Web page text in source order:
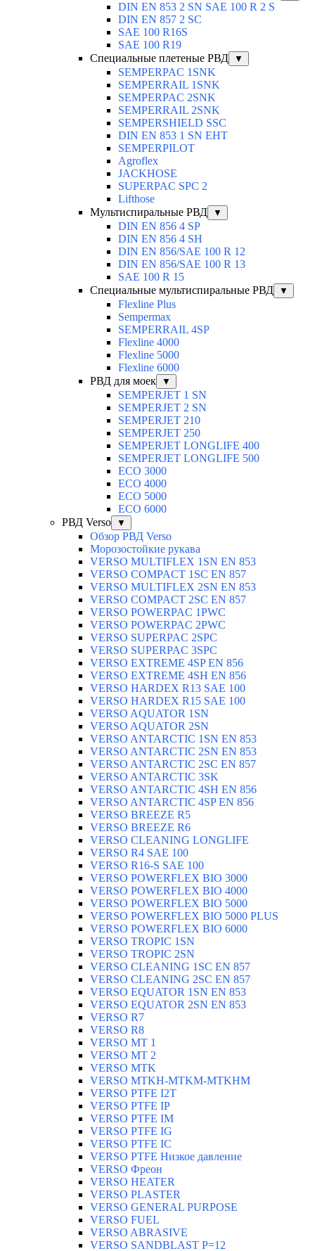
DIN EN 853 2 SN SAE 100 R 2 S
DIN EN 857 2 SC
SAE 100 R16S
SAE 100 R19
Специальные плетеные РВД
▼
SEMPERPAC 1SNK
SEMPERRAIL 1SNK
SEMPERPAC 2SNK
SEMPERRAIL 2SNK
SEMPERSHIELD SSC
DIN EN 853 1 SN EHT
SEMPERPILOT
Agroflex
JACKHOSE
SUPERPAC SPC 2
Lifthose
Мультиспиральные РВД
▼
DIN EN 856 4 SP
DIN EN 856 4 SH
DIN EN 856/SAE 100 R 12
DIN EN 856/SAE 100 R 13
SAE 100 R 15
Специальные мультиспиральные РВД
▼
Flexline Plus
Sempermax
SEMPERRAIL 4SP
Flexline 4000
Flexline 5000
Flexline 6000
РВД для моек
▼
SEMPERJET 1 SN
SEMPERJET 2 SN
SEMPERJET 210
SEMPERJET 250
SEMPERJET LONGLIFE 400
SEMPERJET LONGLIFE 500
ECO 3000
ECO 4000
ECO 5000
ECO 6000
РВД Verso
▼
Обзор РВД Verso
Морозостойкие рукава
VERSO MULTIFLEX 1SN EN 853
VERSO COMPACT 1SC EN 857
VERSO MULTIFLEX 2SN EN 853
VERSO COMPACT 2SC EN 857
VERSO POWERPAC 1PWC
VERSO POWERPAC 2PWC
VERSO SUPERPAC 2SPC
VERSO SUPERPAC 3SPC
VERSO EXTREME 4SP EN 856
VERSO EXTREME 4SH EN 856
VERSO HARDEX R13 SAE 100
VERSO HARDEX R15 SAE 100
VERSO AQUATOR 1SN
VERSO AQUATOR 2SN
VERSO ANTARCTIC 1SN EN 853
VERSO ANTARCTIC 2SN EN 853
VERSO ANTARCTIC 2SC EN 857
VERSO ANTARCTIC 3SK
VERSO ANTARCTIC 4SH EN 856
VERSO ANTARCTIC 4SP EN 856
VERSO BREEZE R5
VERSO BREEZE R6
VERSO CLEANING LONGLIFE
VERSO R4 SAE 100
VERSO R16-S SAE 100
VERSO POWERFLEX BIO 3000
VERSO POWERFLEX BIO 4000
VERSO POWERFLEX BIO 5000
VERSO POWERFLEX BIO 5000 PLUS
VERSO POWERFLEX BIO 6000
VERSO TROPIC 1SN
VERSO TROPIC 2SN
VERSO CLEANING 1SC EN 857
VERSO CLEANING 2SC EN 857
VERSO EQUATOR 1SN EN 853
VERSO EQUATOR 2SN EN 853
VERSO R7
VERSO R8
VERSO MT 1
VERSO MT 2
VERSO MTK
VERSO MTKH-MTKM-MTKHM
VERSO PTFE I2T
VERSO PTFE IP
VERSO PTFE IM
VERSO PTFE IG
VERSO PTFE IC
VERSO PTFE Низкое давление
VERSO Фреон
VERSO HEATER
VERSO PLASTER
VERSO GENERAL PURPOSE
VERSO FUEL
VERSO ABRASIVE
VERSO SANDBLAST P=12